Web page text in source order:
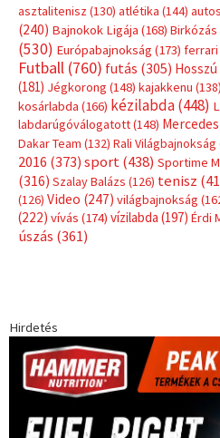
asztalitenisz (130) atlétika (144)
(240) Bajnokok Ligája (168) Birkózás
(530) Európabajnokság (173) ferrari
Futball (760) futás (305)
(181) Jégkorong (148) kajakkenu (138)
kosárlabda (166) kézilabda(448)
labdarúgóválogatott(148) Mercedes
Dakar Team (132) Rali Világbajnokság
2016 (373) sport(438) Sportime
(316) Szalay Balázs (126) tenisz
(126) Video (247) világbajnokság
(222) vívás (174) vízilabda (197) Érdi
úszás (361)
Hirdetés